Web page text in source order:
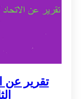
تقرير عن